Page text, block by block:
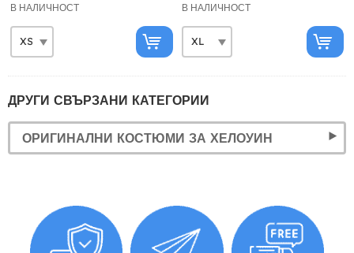
В НАЛИЧНОСТ В НАЛИЧНОСТ
ДРУГИ СВЪРЗАНИ КАТЕГОРИИ
ОРИГИНАЛНИ КОСТЮМИ ЗА ХЕЛОУИН